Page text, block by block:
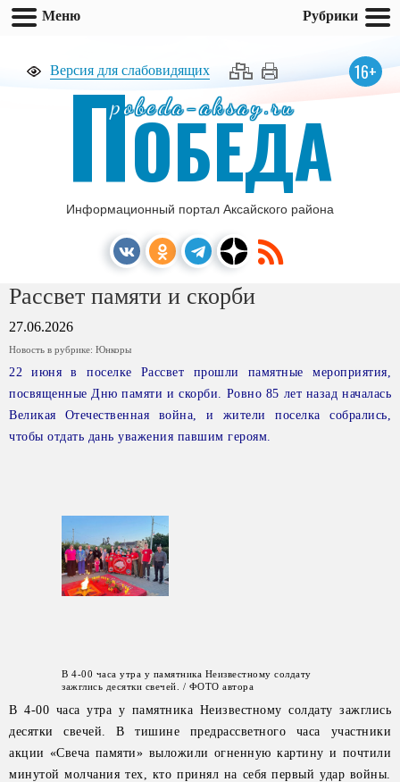
Версия для слабовидящих 16+
pobeda-aksay.ru
ПОБЕДА
Информационный портал Аксайского района
Рассвет памяти и скорби
27.06.2026
Новость в рубрике: Юнкоры
22 июня в поселке Рассвет прошли памятные мероприятия,
посвященные Дню памяти и скорби. Ровно 85 лет назад началась
Великая Отечественная война, и жители поселка собрались,
чтобы отдать дань уважения павшим героям.
В 4-00 часа утра у памятника Неизвестному солдату
зажглись десятки свечей. / ФОТО автора
В 4-00 часа утра у памятника Неизвестному солдату зажглись
десятки свечей. В тишине предрассветного часа участники
акции «Свеча памяти» выложили огненную картину и почтили
минутой молчания тех, кто принял на себя первый удар войны.
Меню Рубрики